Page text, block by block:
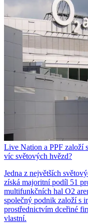
Live Nation a PPF založí
víc světových hvězd?
Jedna z největších
získá majoritní podíl 51
multifunkčních hal O2
společný podnik založí s
prostřednictvím dceřiné
vlastní.